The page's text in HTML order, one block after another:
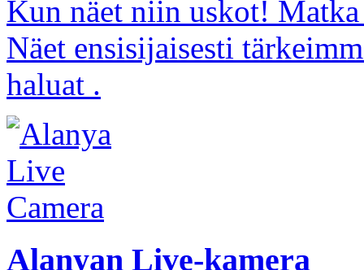
Kun näet niin uskot!
Näet ensisijaisesti
haluat .
Alanyan Live-kamera